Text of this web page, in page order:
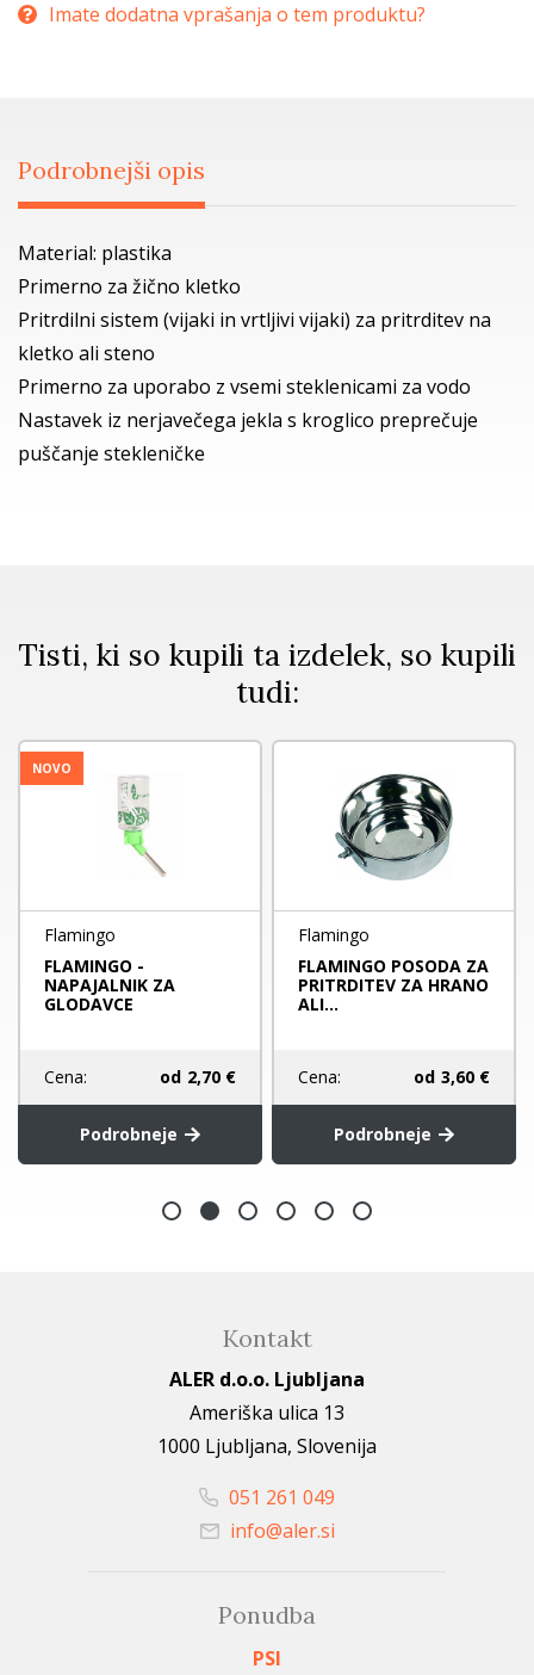
Imate dodatna vprašanja o tem produktu?
Podrobnejši opis
Material: plastika
Primerno za žično kletko
Pritrdilni sistem (vijaki in vrtljivi vijaki) za pritrditev na
kletko ali steno
Primerno za uporabo z vsemi steklenicami za vodo
Nastavek iz nerjavečega jekla s kroglico preprečuje
puščanje stekleničke
Tisti, ki so kupili ta izdelek, so kupili
tudi:
NOVO
Flamingo
FLAMINGO -
NAPAJALNIK ZA
GLODAVCE
Cena: od 2,70 €
Podrobneje
Flamingo
FLAMINGO POSODA ZA
PRITRDITEV ZA HRANO
ALI...
Cena: od 3,60 €
Podrobneje
Kontakt
ALER d.o.o. Ljubljana
Ameriška ulica 13
1000 Ljubljana, Slovenija
051 261 049
info@aler.si
Ponudba
PSI